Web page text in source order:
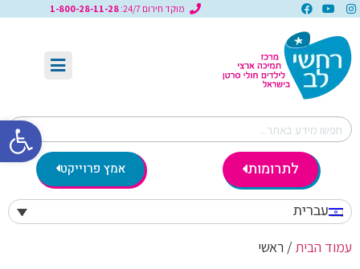
פתח
מוקד חירום 24/7: 1-800-28-11-28
לתרומות אמץ פרוייקט
עברית
עמוד הבית / ראשי